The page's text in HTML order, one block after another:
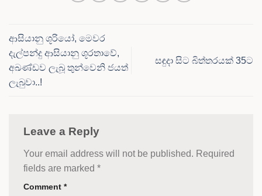
ආසියානු ශූරියෝ, මෙවර
දැල්පන්දු ආසියානු ශූරතාවේ,
අඛණ්ඩව ලැබූ තුන්වෙනි ජයත්
ලැබුවා..!
සඳුදා සිට බිත්තරයක් 35ට
Leave a Reply
Your email address will not be published. Required
fields are marked *
Comment *